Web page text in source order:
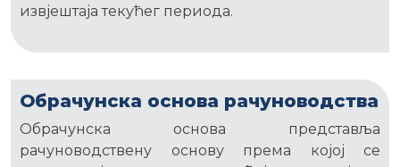
извјештаја текућег периода.
Обрачунска основа рачуноводства
Обрачунска основа представља
рачуноводствену основу према којој се